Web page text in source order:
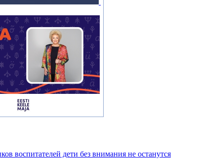
воспитателей дети без внимания не останутся